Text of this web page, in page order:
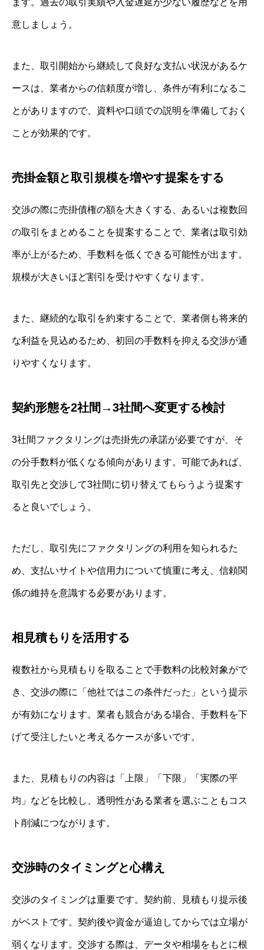
ます。過去の取引実績や入金遅延が少ない履歴などを用
意しましょう。
また、取引開始から継続して良好な支払い状況があるケ
ースは、業者からの信頼度が増し、条件が有利になるこ
とがありますので、資料や口頭での説明を準備しておく
ことが効果的です。
売掛金額と取引規模を増やす提案をする
交渉の際に売掛債権の額を大きくする、あるいは複数回
の取引をまとめることを提案することで、業者は取引効
率が上がるため、手数料を低くできる可能性が出ます。
規模が大きいほど割引を受けやすくなります。
また、継続的な取引を約束することで、業者側も将来的
な利益を見込めるため、初回の手数料を抑える交渉が通
りやすくなります。
契約形態を2社間→3社間へ変更する検討
3社間ファクタリングは売掛先の承諾が必要ですが、そ
の分手数料が低くなる傾向があります。可能であれば、
取引先と交渉して3社間に切り替えてもらうよう提案す
ると良いでしょう。
ただし、取引先にファクタリングの利用を知られるた
め、支払いサイトや信用力について慎重に考え、信頼関
係の維持を意識する必要があります。
相見積もりを活用する
複数社から見積もりを取ることで手数料の比較対象がで
き、交渉の際に「他社ではこの条件だった」という提示
が有効になります。業者も競合がある場合、手数料を下
げて受注したいと考えるケースが多いです。
また、見積もりの内容は「上限」「下限」「実際の平
均」などを比較し、透明性がある業者を選ぶこともコス
ト削減につながります。
交渉時のタイミングと心構え
交渉のタイミングは重要です。契約前、見積もり提示後
がベストです。契約後や資金が逼迫してからでは立場が
弱くなります。交渉する際は、データや相場をもとに根